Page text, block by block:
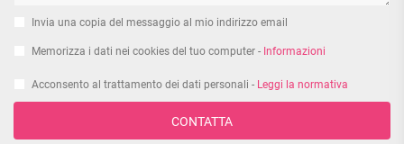
Invia una copia del messaggio al mio indirizzo email
Memorizza i dati nei cookies del tuo computer - Informazioni
Acconsento al trattamento dei dati personali - Leggi la normativa
CONTATTA